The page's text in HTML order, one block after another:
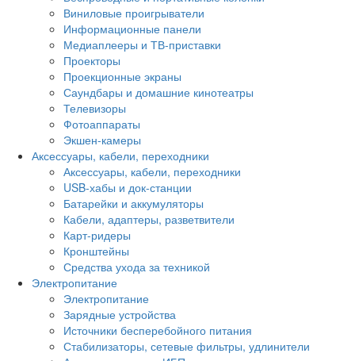
Виниловые проигрыватели
Информационные панели
Медиаплееры и ТВ-приставки
Проекторы
Проекционные экраны
Саундбары и домашние кинотеатры
Телевизоры
Фотоаппараты
Экшен-камеры
Аксессуары, кабели, переходники
Аксессуары, кабели, переходники
USB-хабы и док-станции
Батарейки и аккумуляторы
Кабели, адаптеры, разветвители
Карт-ридеры
Кронштейны
Средства ухода за техникой
Электропитание
Электропитание
Зарядные устройства
Источники бесперебойного питания
Стабилизаторы, сетевые фильтры, удлинители